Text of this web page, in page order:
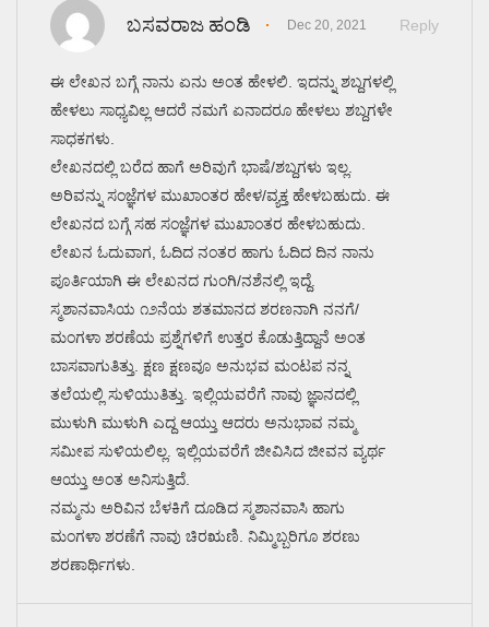
ಬಸವರಾಜ ಹಂಡಿ Dec 20, 2021 Reply
ಈ ಲೇಖನ ಬಗ್ಗೆ ನಾನು ಏನು ಅಂತ ಹೇಳಲಿ. ಇದನ್ನು ಶಬ್ದಗಳಲ್ಲಿ
ಹೇಳಲು ಸಾಧ್ಯವಿಲ್ಲ ಆದರೆ ನಮಗೆ ಏನಾದರೂ ಹೇಳಲು ಶಬ್ದಗಳೇ
ಸಾಧಕಗಳು.
ಲೇಖನದಲ್ಲಿ ಬರೆದ ಹಾಗೆ ಅರಿವುಗೆ ಭಾಷೆ/ಶಬ್ದಗಳು ಇಲ್ಲ.
ಅರಿವನ್ನು ಸಂಜ್ಞೆಗಳ ಮುಖಾಂತರ ಹೇಳ/ವ್ಯಕ್ತ ಹೇಳಬಹುದು. ಈ
ಲೇಖನದ ಬಗ್ಗೆ ಸಹ ಸಂಜ್ಞೆಗಳ ಮುಖಾಂತರ ಹೇಳಬಹುದು.
ಲೇಖನ ಓದುವಾಗ, ಓದಿದ ನಂತರ ಹಾಗು ಓದಿದ ದಿನ ನಾನು
ಪೂರ್ತಿಯಾಗಿ ಈ ಲೇಖನದ ಗುಂಗಿ/ನಶೆನಲ್ಲಿ ಇದ್ದೆ.
ಸ್ಮಶಾನವಾಸಿಯ ೧೨ನೆಯ ಶತಮಾನದ ಶರಣನಾಗಿ ನನಗೆ/
ಮಂಗಳಾ ಶರಣೆಯ ಪ್ರಶ್ನೆಗಳಿಗೆ ಉತ್ತರ ಕೊಡುತ್ತಿದ್ದಾನೆ ಅಂತ
ಬಾಸವಾಗುತಿತ್ತು. ಕ್ಷಣ ಕ್ಷಣವೂ ಅನುಭವ ಮಂಟಪ ನನ್ನ
ತಲೆಯಲ್ಲಿ ಸುಳಿಯುತಿತ್ತು. ಇಲ್ಲಿಯವರೆಗೆ ನಾವು ಜ್ಞಾನದಲ್ಲಿ
ಮುಳುಗಿ ಮುಳುಗಿ ಎದ್ದ ಆಯ್ತು ಆದರು ಅನುಭಾವ ನಮ್ಮ
ಸಮೀಪ ಸುಳಿಯಲಿಲ್ಲ. ಇಲ್ಲಿಯವರೆಗೆ ಜೀವಿಸಿದ ಜೀವನ ವ್ಯರ್ಥ
ಆಯ್ತು ಅಂತ ಅನಿಸುತ್ತಿದೆ.
ನಮ್ಮನು ಅರಿವಿನ ಬೆಳಕಿಗೆ ದೂಡಿದ ಸ್ಮಶಾನವಾಸಿ ಹಾಗು
ಮಂಗಳಾ ಶರಣೆಗೆ ನಾವು ಚಿರಋಣಿ. ನಿಮ್ಮಿಬ್ಬರಿಗೂ ಶರಣು
ಶರಣಾರ್ಥಿಗಳು.